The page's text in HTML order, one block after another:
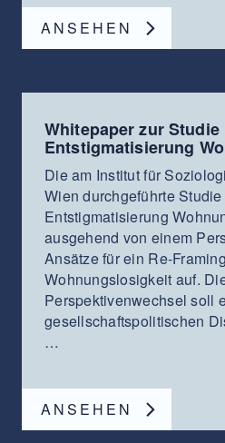
ANSEHEN
Whitepaper zur
Entstigmatisierung
Die am Institut für
Wien durchgeführte
Entstigmatisierung
ausgehend von einem
Ansätze für ein Re-
Wohnungslosigkeit auf.
Perspektivenwechsel soll
gesellschaftspolitischen
…
ANSEHEN